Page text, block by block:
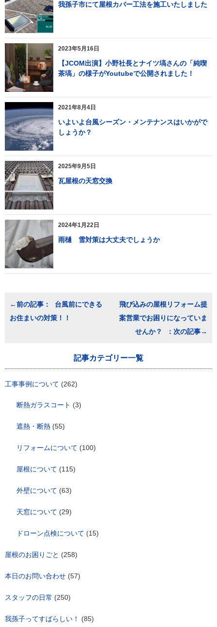
我孫子市にて屋根カバー工法を施工いたしました
2023年5月16日
【JCOM出演】小野社長とナイツ塙さんの「純喫
茶塙」の様子がYoutubeで公開されました！
2021年8月4日
いよいよ台風シーズン・メンテナンスはいかがで
しょうか？
2025年9月5日
瓦屋根の天窓交換
2024年1月22日
雨樋 雪対策は大丈夫でしょうか
ナ
ョ
台風前にできる
お住まいの対策！！
飛び込みの屋根リフォーム提
案営業でお困りになっていま
せんか？
記事カテゴリー一覧
工事事例について (262)
断熱ガラスコート (3)
遮熱・断熱 (55)
リフォームについて (100)
屋根について (115)
外壁について (63)
天窓について (29)
ドローン点検について (15)
屋根のお困りごと (258)
本日のお問い合わせ (57)
スタッフの日常 (250)
我孫子ってすばらしい！ (85)